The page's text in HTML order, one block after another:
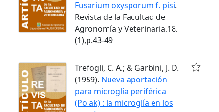
Fusarium oxysporum f. pisi.
Revista de la Facultad de
Agronomía y Veterinaria,18,
(1),p.43-49
Trefogli, C. A.; & Garbini, J. D.
(1959). Nueva aportación
para microglía periférica
(Polak) : la microglía en los